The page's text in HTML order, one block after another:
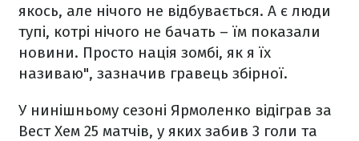
якось, але нічого не відбувається. А є люди
тупі, котрі нічого не бачать – їм показали
новини. Просто нація зомбі, як я їх
називаю", зазначив гравець збірної.
У нинішньому сезоні Ярмоленко відіграв за
Вест Хем 25 матчів, у яких забив 3 голи та